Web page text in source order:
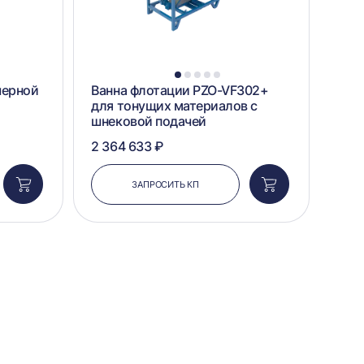
Добавить
в
корзину
1 2 3 4 5
Ванна флотации PZO-VF302+
для тонущих материалов с
шнековой подачей
2 364 633 ₽
ЗАПРОСИТЬ КП
Добавить
в
корзину